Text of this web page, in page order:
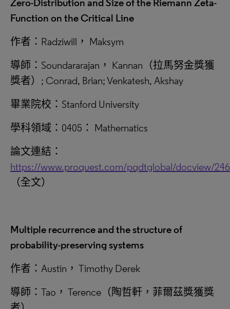
Zero-Distribution and Size of the Riemann Zeta-
Function on the Critical Line
作者：Radziwill， Maksym
導師：Soundararajan， Kannan（拉馬努金獎獲
獎者）; Conrad, Brian; Venkatesh, Akshay
畢業院校：Stanford University
學科領域：0405： Mathematics
論文連結：
https://www.proquest.com/pqdtglobal/docview/
（全文）
Multiple recurrence and the structure of
probability-preserving systems
作者：Austin， Timothy Derek
導師：Tao， Terence（陶哲軒，菲爾茲獎獲獎